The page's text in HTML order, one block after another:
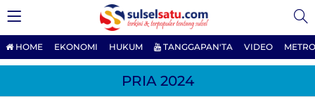
HOME EKONOMI HUKUM TANGGAPAN'TA VIDEO
PRIA 2024